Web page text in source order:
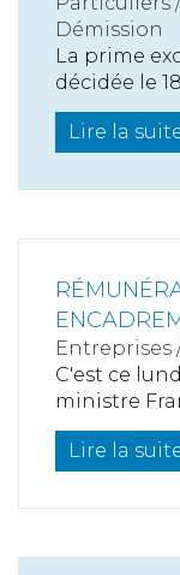
Démission
La prime
décidée le
Lire la
Entreprises
C'est ce
ministre
Lire la